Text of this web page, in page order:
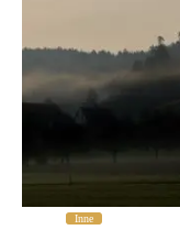
Inne